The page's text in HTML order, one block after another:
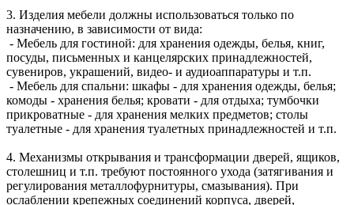
3. Изделия мебели должны использоваться только по
назначению, в зависимости от вида:
- Мебель для гостиной: для хранения одежды, белья, книг,
посуды, письменных и канцелярских принадлежностей,
сувениров, украшений, видео- и аудиоаппаратуры и т.п.
- Мебель для спальни: шкафы - для хранения одежды, белья;
комоды - хранения белья; кровати - для отдыха; тумбочки
прикроватные - для хранения мелких предметов; столы
туалетные - для хранения туалетных принадлежностей и т.п.
4. Механизмы открывания и трансформации дверей, ящиков,
столешниц и т.п. требуют постоянного ухода (затягивания и
регулирования металлофурнитуры, смазывания). При
ослаблении крепежных соединений корпуса, дверей,